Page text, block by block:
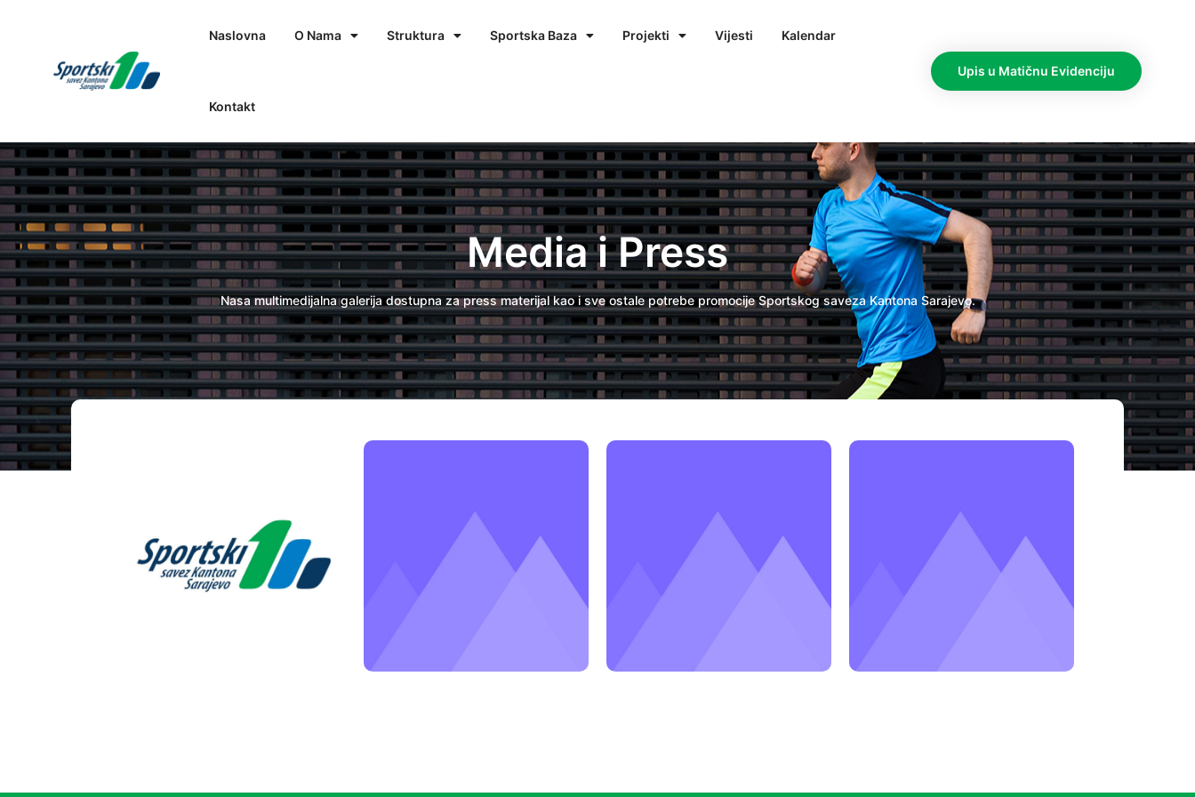
Naslovna O Nama Struktura Sportska Baza Projekti Vijesti Kalendar
Kontakt
Upis u Matičnu Evidenciju
Media i Press
Nasa multimedijalna galerija dostupna za press materijal kao i sve ostale potrebe promocije Sportskog saveza Kantona Sarajevo.